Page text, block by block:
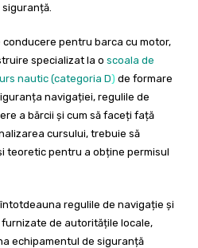
pentru barca cu motor,
specializat la o scoala de
nautic (categoria D) de formare
navigației, regulile de
a bărcii și cum să faceți față
cursului, trebuie să
teoretic pentru a obține permisul
regulile de navigație și
de autoritățile locale,
echipamentul de siguranță